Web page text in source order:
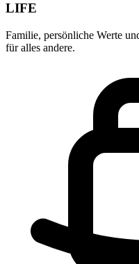
LIFE
Familie, persönliche Werte
für alles andere.